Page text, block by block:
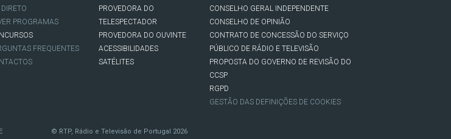
PROGRAMAS
FREQUENTES
PROVEDORA DO
TELESPECTADOR
PROVEDORA DO OUVINTE
ACESSIBILIDADES
SATÉLITES
CONSELHO GERAL INDEPENDENTE
CONSELHO DE OPINIÃO
CONTRATO DE CONCESSÃO DO SERVIÇO
PÚBLICO DE RÁDIO E TELEVISÃO
PROPOSTA DO GOVERNO DE REVISÃO DO
CCSP
RGPD
GESTÃO DAS DEFINIÇÕES DE COOKIES
© RTP, Rádio e Televisão de Portugal 2026